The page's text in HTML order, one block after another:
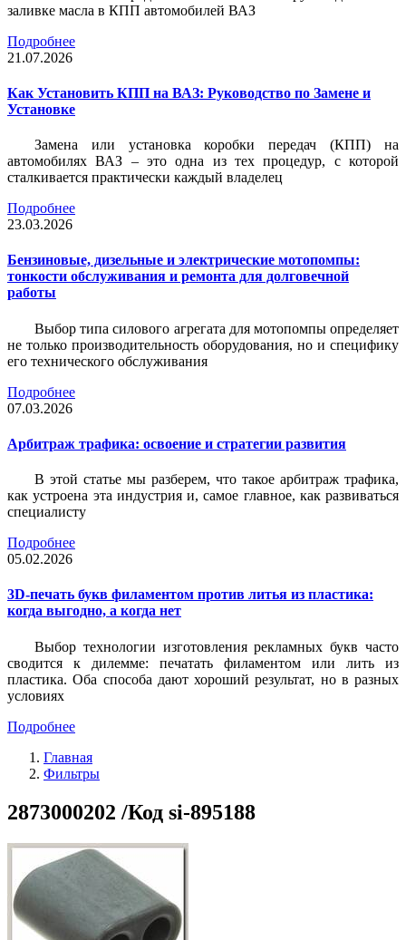
заливке масла в КПП автомобилей ВАЗ
Подробнее
21.07.2026
Как Установить КПП на ВАЗ: Руководство по Замене и
Установке
Замена или установка коробки передач (КПП) на
автомобилях ВАЗ – это одна из тех процедур, с которой
сталкивается практически каждый владелец
Подробнее
23.03.2026
Бензиновые, дизельные и электрические мотопомпы:
тонкости обслуживания и ремонта для долговечной
работы
Выбор типа силового агрегата для мотопомпы определяет
не только производительность оборудования, но и специфику
его технического обслуживания
Подробнее
07.03.2026
Арбитраж трафика: освоение и стратегии развития
В этой статье мы разберем, что такое арбитраж трафика,
как устроена эта индустрия и, самое главное, как развиваться
специалисту
Подробнее
05.02.2026
3D-печать букв филаментом против литья из пластика:
когда выгодно, а когда нет
Выбор технологии изготовления рекламных букв часто
сводится к дилемме: печатать филаментом или лить из
пластика. Оба способа дают хороший результат, но в разных
условиях
Подробнее
Главная
Фильтры
2873000202 /Код si-895188